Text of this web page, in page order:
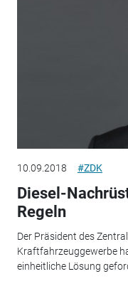
10.09.2018 #ZDK
Diesel-
Regeln
Der Präsident des
Kraftfahrzeuggewerbe
einheitliche Lösung